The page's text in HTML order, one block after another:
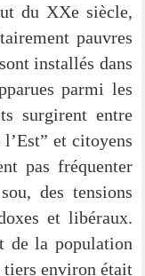
du XXe siè­cle,
pau­vres
instal­lés dans
par­mi les
sur­gi­rent ent­re
et citoy­ens
pas fré­quen­ter
des ten­si­ons
et libé­raux.
de la popu­la­ti­on
tiers envi­ron était